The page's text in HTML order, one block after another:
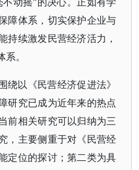
动摇”的决心。正如有学
障体系，切实保护企业与
持续激发民营经济活力，
。
绕以《民营经济促进法》
研究已成为近年来的热点
前相关研究可以归纳为三
，主要侧重于对《民营经
定位的探讨；第二类为具